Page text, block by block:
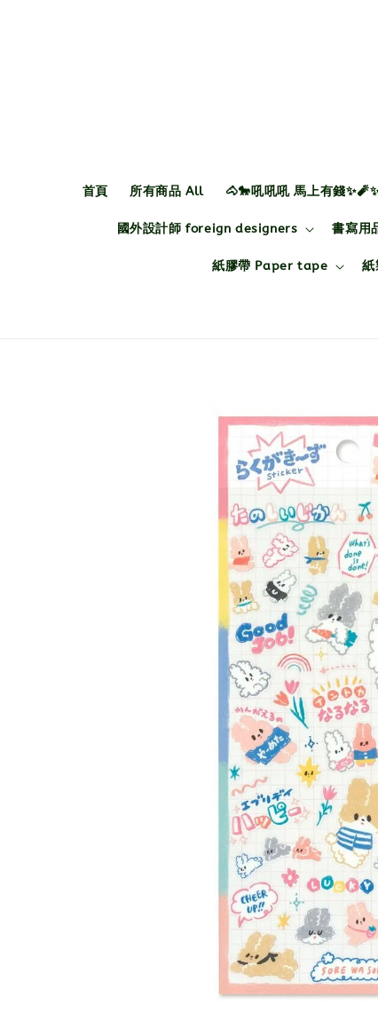
首頁 所有商品 All 🐴🐎吼吼吼 馬上有錢
國外設計師 foreign designers 書寫
紙膠帶 Paper tape